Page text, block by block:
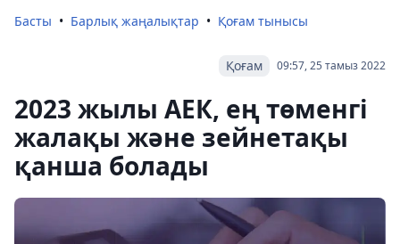
Басты Барлық жаңалықтар Қоғам тынысы
09:57, 25 тамыз 2022
Қоғам
2023 жылы АЕК, ең төменгі
жалақы және зейнетақы
қанша болады